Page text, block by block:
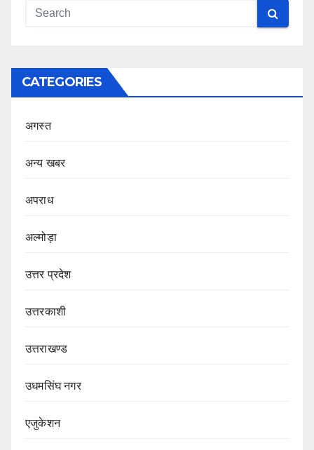
CATEGORIES
अगस्त
अन्य खबर
अपराध
अल्मोड़ा
उत्तर प्रदेश
उत्तरकाशी
उत्तराखण्ड
उधमसिंघ नगर
एजुकेशन